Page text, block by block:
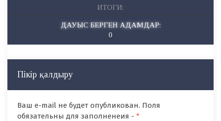
ИТОГИ:
ДАУЫС БЕРГЕН АДАМДАР:
0
Пікір қалдыру
Ваш e-mail не будет опубликован. Поля
обязательны для заполненеия - *